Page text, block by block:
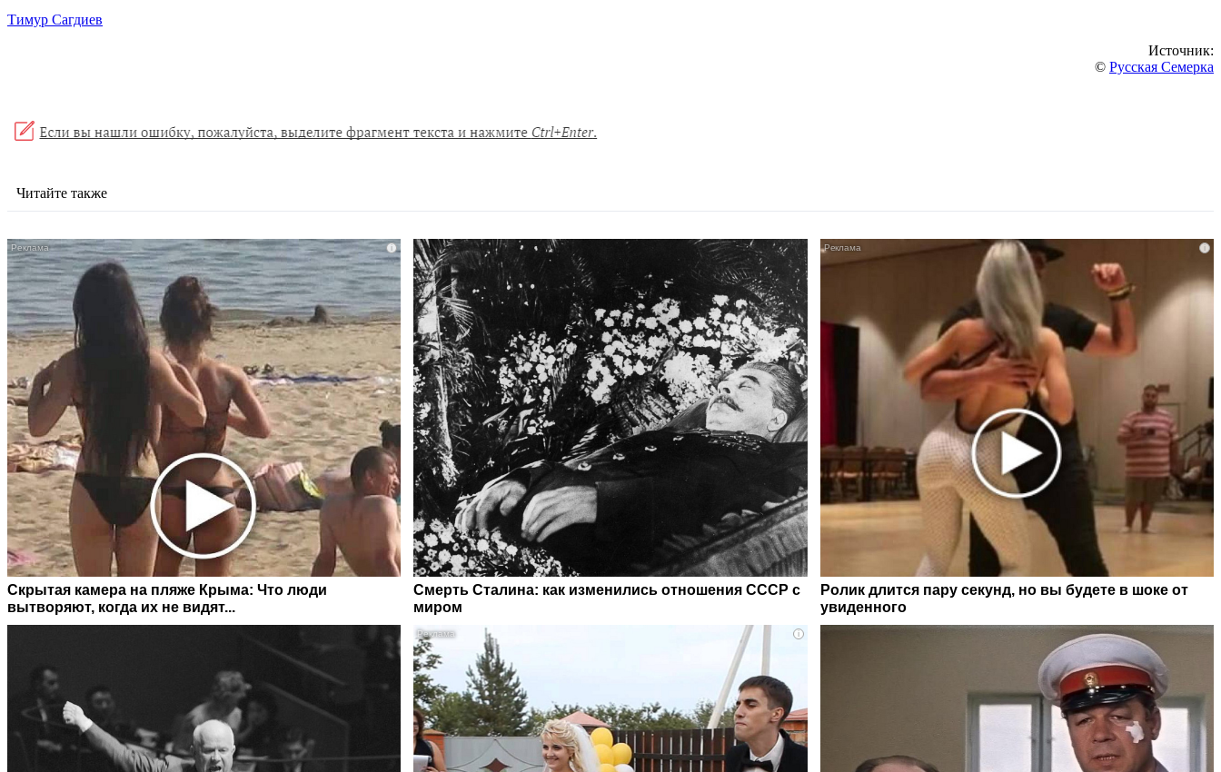
Тимур Сагдиев
Источник:
© Русская Семерка
Читайте также
i
Скрытая камера на пляже Крыма: Что люди
вытворяют, когда их не видят...
Смерть Сталина: как изменились отношения СССР с
миром
i
Ролик длится пару секунд, но вы будете в шоке от
увиденного
i